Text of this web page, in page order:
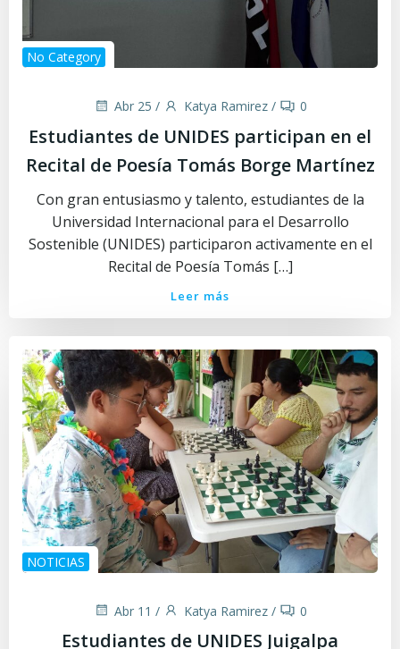
No Category
Abr 25 / Katya Ramirez / 0
Estudiantes de UNIDES participan en el
Recital de Poesía Tomás Borge Martínez
Con gran entusiasmo y talento, estudiantes de la
Universidad Internacional para el Desarrollo
Sostenible (UNIDES) participaron activamente en el
Recital de Poesía Tomás […]
Leer más
NOTICIAS
Abr 11 / Katya Ramirez / 0
Estudiantes de UNIDES Juigalpa